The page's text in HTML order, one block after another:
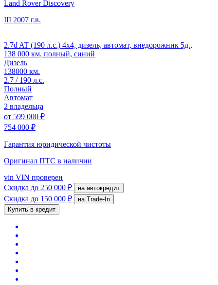
Land Rover Discovery
III 2007 г.в.
2.7d AT (190 л.с.) 4x4, дизель, автомат, внедорожник 5д.,
138 000 км, полный, синий
Дизель
138000 км.
2.7 / 190 л.с.
Полный
Автомат
2 владельца
от 599 000 ₽
754 000 ₽
Гарантия юридической чистоты
Оригинал ПТС в наличии
vin VIN проверен
Скидка до 250 000 ₽ на автокредит
Скидка до 150 000 ₽
на Trade-In
Купить в кредит